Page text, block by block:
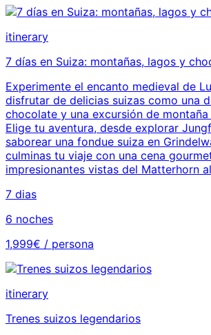
itinerary
7 días en Suiza: montañas, lagos y
Experimente el encanto medieval de
disfrutar de delicias suizas como una
chocolate y una excursión de
Elige tu aventura, desde explorar
saborear una fondue suiza en
culminas tu viaje con una cena
impresionantes vistas del Matterhorn
7 dias
6 noches
1,999€ / persona
itinerary
Trenes suizos legendarios